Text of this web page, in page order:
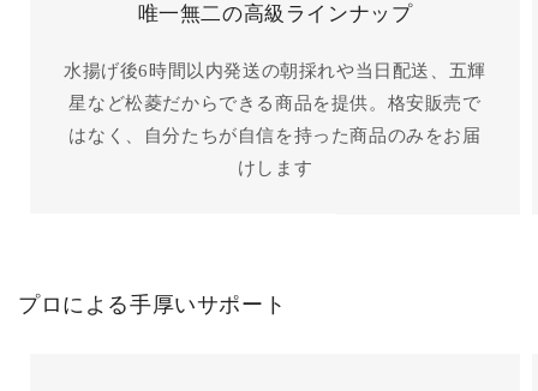
唯一無二の高級ラインナップ
水揚げ後6時間以内発送の朝採れや当日配送、五輝
星など松菱だからできる商品を提供。格安販売で
はなく、自分たちが自信を持った商品のみをお届
けします
プロによる手厚いサポート